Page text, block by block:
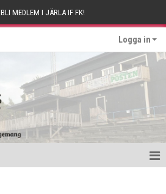
BLI MEDLEM I JÄRLA IF FK!
Logga in